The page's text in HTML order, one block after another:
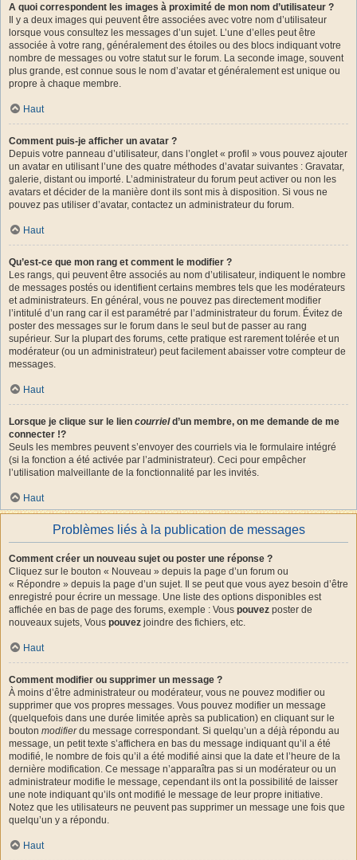
A quoi correspondent les images à proximité de mon nom d’utilisateur ?
Il y a deux images qui peuvent être associées avec votre nom d’utilisateur
lorsque vous consultez les messages d’un sujet. L’une d’elles peut être
associée à votre rang, généralement des étoiles ou des blocs indiquant votre
nombre de messages ou votre statut sur le forum. La seconde image, souvent
plus grande, est connue sous le nom d’avatar et généralement est unique ou
propre à chaque membre.
Haut
Comment puis-je afficher un avatar ?
Depuis votre panneau d’utilisateur, dans l’onglet « profil » vous pouvez ajouter
un avatar en utilisant l’une des quatre méthodes d’avatar suivantes : Gravatar,
galerie, distant ou importé. L’administrateur du forum peut activer ou non les
avatars et décider de la manière dont ils sont mis à disposition. Si vous ne
pouvez pas utiliser d’avatar, contactez un administrateur du forum.
Haut
Qu’est-ce que mon rang et comment le modifier ?
Les rangs, qui peuvent être associés au nom d’utilisateur, indiquent le nombre
de messages postés ou identifient certains membres tels que les modérateurs
et administrateurs. En général, vous ne pouvez pas directement modifier
l’intitulé d’un rang car il est paramétré par l’administrateur du forum. Évitez de
poster des messages sur le forum dans le seul but de passer au rang
supérieur. Sur la plupart des forums, cette pratique est rarement tolérée et un
modérateur (ou un administrateur) peut facilement abaisser votre compteur de
messages.
Haut
Lorsque je clique sur le lien courrield’un membre, on me demande de me
connecter !?
Seuls les membres peuvent s’envoyer des courriels via le formulaire intégré
(si la fonction a été activée par l’administrateur). Ceci pour empêcher
l’utilisation malveillante de la fonctionnalité par les invités.
Haut
Problèmes liés à la publication de messages
Comment créer un nouveau sujet ou poster une réponse ?
Cliquez sur le bouton « Nouveau » depuis la page d’un forum ou
« Répondre » depuis la page d’un sujet. Il se peut que vous ayez besoin d’être
enregistré pour écrire un message. Une liste des options disponibles est
affichée en bas de page des forums, exemple : Vous pouvez poster de
nouveaux sujets, Vous pouvez joindre des fichiers, etc.
Haut
Comment modifier ou supprimer un message ?
À moins d’être administrateur ou modérateur, vous ne pouvez modifier ou
supprimer que vos propres messages. Vous pouvez modifier un message
(quelquefois dans une durée limitée après sa publication) en cliquant sur le
bouton modifierdu message correspondant. Si quelqu’un a déjà répondu au
message, un petit texte s’affichera en bas du message indiquant qu’il a été
modifié, le nombre de fois qu’il a été modifié ainsi que la date et l’heure de la
dernière modification. Ce message n’apparaîtra pas si un modérateur ou un
administrateur modifie le message, cependant ils ont la possibilité de laisser
une note indiquant qu’ils ont modifié le message de leur propre initiative.
Notez que les utilisateurs ne peuvent pas supprimer un message une fois que
quelqu’un y a répondu.
Haut